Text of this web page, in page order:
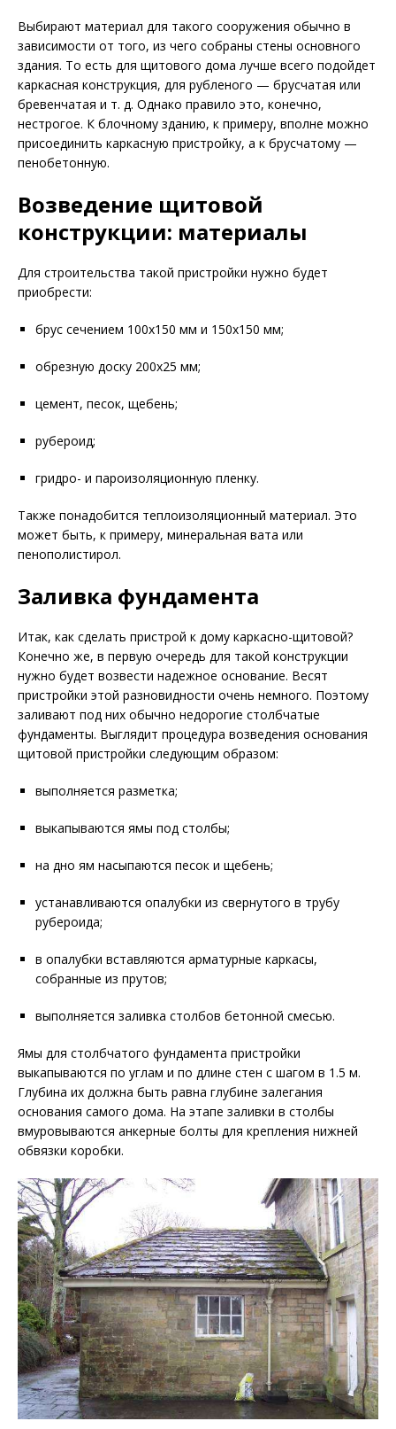
Выбирают материал для такого сооружения обычно в
зависимости от того, из чего собраны стены основного
здания. То есть для щитового дома лучше всего подойдет
каркасная конструкция, для рубленого — брусчатая или
бревенчатая и т. д. Однако правило это, конечно,
нестрогое. К блочному зданию, к примеру, вполне можно
присоединить каркасную пристройку, а к брусчатому —
пенобетонную.
Возведение щитовой
конструкции: материалы
Для строительства такой пристройки нужно будет
приобрести:
брус сечением 100х150 мм и 150х150 мм;
обрезную доску 200х25 мм;
цемент, песок, щебень;
рубероид;
гридро- и пароизоляционную пленку.
Также понадобится теплоизоляционный материал. Это
может быть, к примеру, минеральная вата или
пенополистирол.
Заливка фундамента
Итак, как сделать пристрой к дому каркасно-щитовой?
Конечно же, в первую очередь для такой конструкции
нужно будет возвести надежное основание. Весят
пристройки этой разновидности очень немного. Поэтому
заливают под них обычно недорогие столбчатые
фундаменты. Выглядит процедура возведения основания
щитовой пристройки следующим образом:
выполняется разметка;
выкапываются ямы под столбы;
на дно ям насыпаются песок и щебень;
устанавливаются опалубки из свернутого в трубу
рубероида;
в опалубки вставляются арматурные каркасы,
собранные из прутов;
выполняется заливка столбов бетонной смесью.
Ямы для столбчатого фундамента пристройки
выкапываются по углам и по длине стен с шагом в 1.5 м.
Глубина их должна быть равна глубине залегания
основания самого дома. На этапе заливки в столбы
вмуровываются анкерные болты для крепления нижней
обвязки коробки.